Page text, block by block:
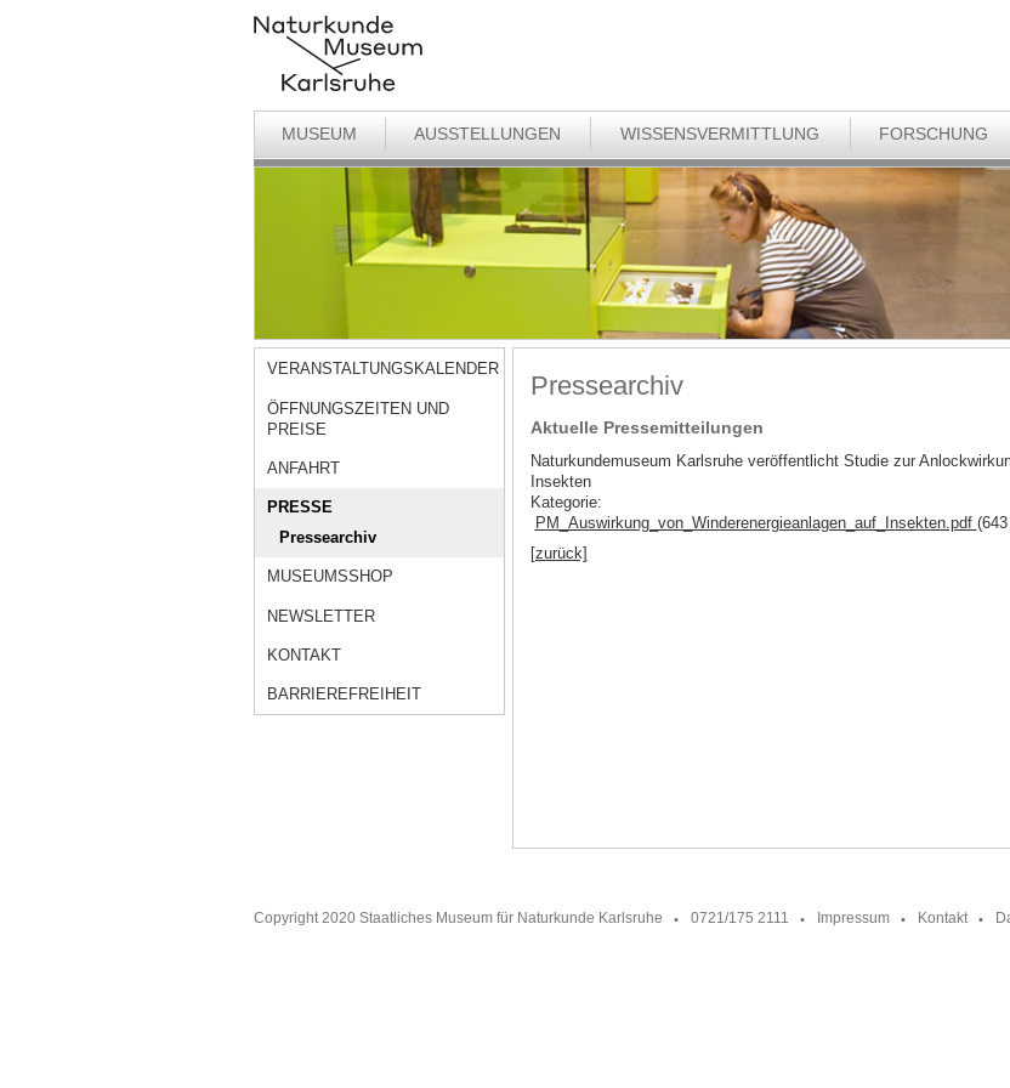
MUSEUM AUSSTELLUNGEN WISSENSVERMITTLUNG FORSCHUNG
VERANSTALTUNGSKALENDER
ÖFFNUNGSZEITEN UND
PREISE
ANFAHRT
PRESSE
Pressearchiv
MUSEUMSSHOP
NEWSLETTER
KONTAKT
BARRIEREFREIHEIT
Pressearchiv
Aktuelle Pressemitteilungen
Naturkundemuseum Karlsruhe veröffentlicht Studie zur
Insekten
Kategorie:
PM_Auswirkung_von_Winderenergieanlagen_auf_Insekten.pdf
[zurück]
Copyright 2020 Staatliches Museum für Naturkunde Karlsruhe 0721/175 2111 Impressum Kontakt